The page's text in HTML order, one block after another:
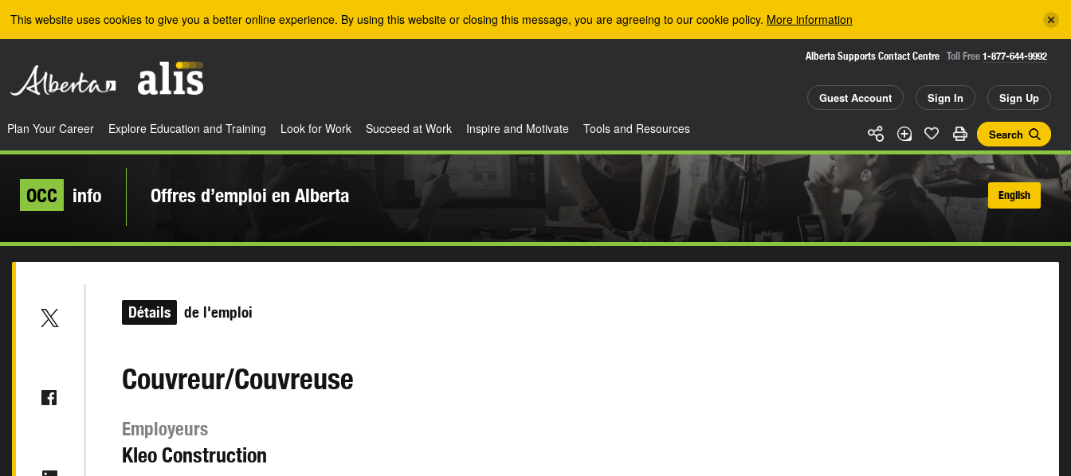
This website uses cookies to give you a better online experience. By using this website or closing this message, you are agreeing to our cookie policy. More information
Alberta Supports Contact Centre Toll Free 1-877-644-9992
Guest Account Sign In Sign Up
Search
Plan Your Career Explore Education and Training Look for Work Succeed at Work Inspire and Motivate Tools and Resources
OCC info Offres d’emploi en Alberta English
Détails de l'emploi
Couvreur/Couvreuse
Employeurs
Kleo Construction